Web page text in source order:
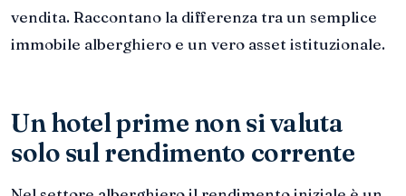
vendita. Raccontano la differenza tra un semplice
immobile alberghiero e un vero asset istituzionale.
Un hotel prime non si valuta
solo sul rendimento corrente